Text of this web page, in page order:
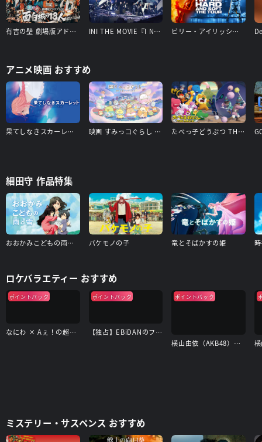
有吉の壁 劇場版アドリブ大河「面白城の18人」 INI THE MOVIE『I Need I』 ビリー・アイリッシュ - Hit Me Hard and Soft: The Tour
アニメ映画 おすすめ
果てしなきスカーレット 映画 すみっコぐらし 空の王国とふたりのコ たべっ子どうぶつ THE MOVIE
細田守 作品特集
おおかみこどもの雨と雪 バケモノの子 竜とそばかすの姫
ロケバラエティー おすすめ
ポイントバック
なにわ × Aぇ！の超合体できるかな？
ポイントバック
【独占】EBiDANのフォトリップ
ポイントバック
横山由依（AKB48）がはんなり巡る 京都 いろどり日記
ミステリー・サスペンス おすすめ